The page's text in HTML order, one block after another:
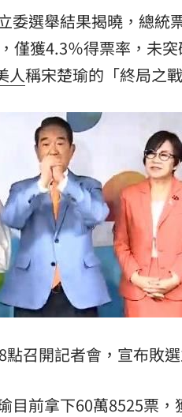
到送醫 16:51
享便利 16:51
16:48
話了 16:47
2樓亡 16:47
限可能 12:00
爸「筋歡喜」 18:00
委選舉結果揭曉，總統
僅獲4.3％得票率，未
人稱宋楚瑜的「終局之
召開記者會，宣布敗選
目前拿下60萬8525票